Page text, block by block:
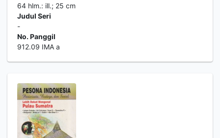
64 hlm.: ill.; 25 cm
Judul Seri
-
No. Panggil
912.09 IMA a